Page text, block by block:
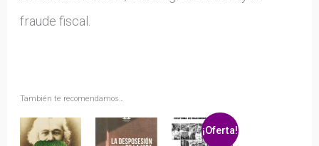
fraude fiscal.
También te recomendamos…
¡Oferta!